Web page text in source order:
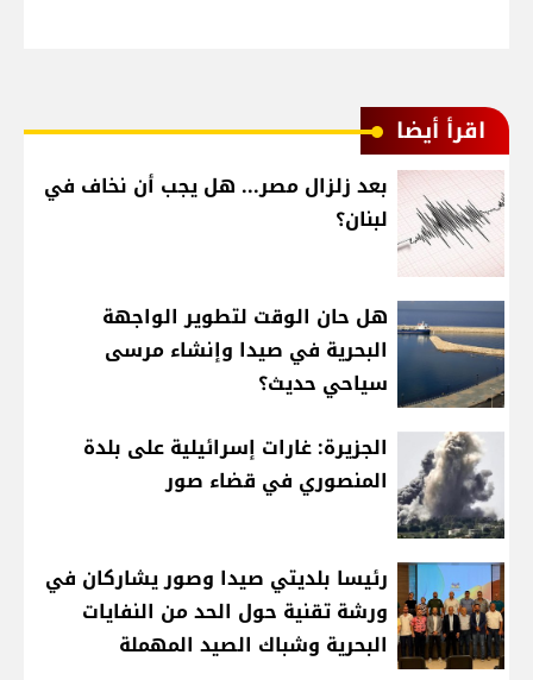
اقرأ أيضا
بعد زلزال مصر... هل يجب أن نخاف في
لبنان؟
هل حان الوقت لتطوير الواجهة
البحرية في صيدا وإنشاء مرسى
سياحي حديث؟
الجزيرة: غارات إسرائيلية على بلدة
المنصوري في قضاء صور
رئيسا بلديتي صيدا وصور يشاركان في
ورشة تقنية حول الحد من النفايات
البحرية وشباك الصيد المهملة